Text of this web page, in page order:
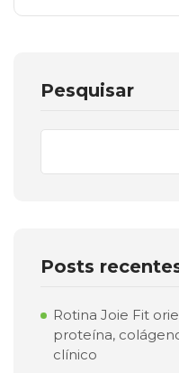
Pesquisar
Posts
Rotina Joie Fit
proteína,
clínico